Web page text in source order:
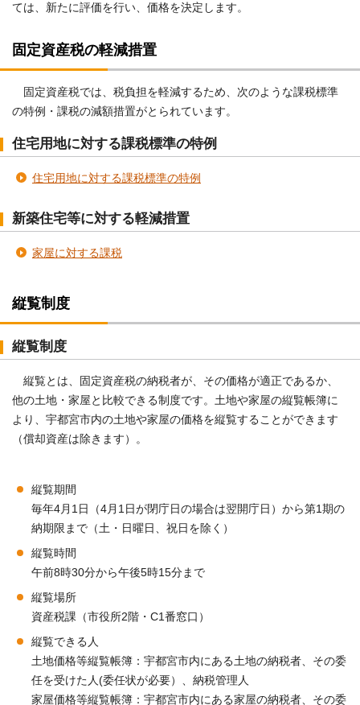
ては、新たに評価を行い、価格を決定します。
固定資産税の軽減措置
固定資産税では、税負担を軽減するため、次のような課税標準
の特例・課税の減額措置がとられています。
住宅用地に対する課税標準の特例
住宅用地に対する課税標準の特例
新築住宅等に対する軽減措置
家屋に対する課税
縦覧制度
縦覧制度
縦覧とは、固定資産税の納税者が、その価格が適正であるか、
他の土地・家屋と比較できる制度です。土地や家屋の縦覧帳簿に
より、宇都宮市内の土地や家屋の価格を縦覧することができます
（償却資産は除きます）。
縦覧期間
毎年4月1日（4月1日が閉庁日の場合は翌開庁日）から第1期の
納期限まで（土・日曜日、祝日を除く）
縦覧時間
午前8時30分から午後5時15分まで
縦覧場所
資産税課（市役所2階・C1番窓口）
縦覧できる人
土地価格等縦覧帳簿：宇都宮市内にある土地の納税者、その委
任を受けた人(委任状が必要）、納税管理人
家屋価格等縦覧帳簿：宇都宮市内にある家屋の納税者、その委